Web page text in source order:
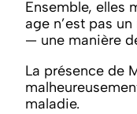
Ensemble, elles
age n’est pas
— une manière
La présence de
maladie.